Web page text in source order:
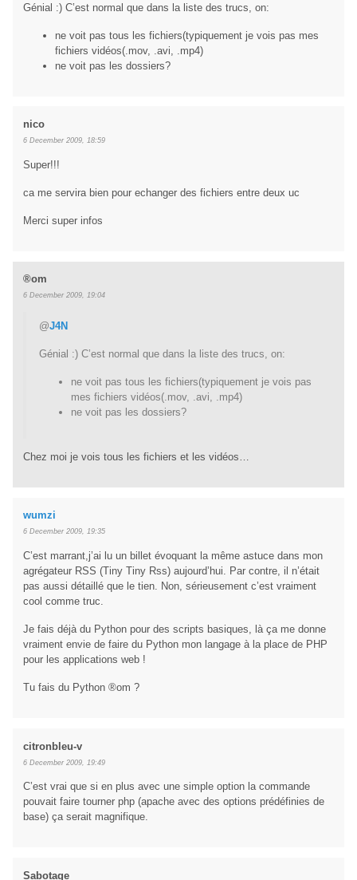
Génial :) C’est normal que dans la liste des trucs, on:
ne voit pas tous les fichiers(typiquement je vois pas mes
fichiers vidéos(.mov, .avi, .mp4)
ne voit pas les dossiers?
nico
6 December 2009, 18:59
Super!!!
ca me servira bien pour echanger des fichiers entre deux uc
Merci super infos
®om
6 December 2009, 19:04
@J4N
Génial :) C’est normal que dans la liste des trucs, on:
ne voit pas tous les fichiers(typiquement je vois pas
mes fichiers vidéos(.mov, .avi, .mp4)
ne voit pas les dossiers?
Chez moi je vois tous les fichiers et les vidéos…
wumzi
6 December 2009, 19:35
C’est marrant,j’ai lu un billet évoquant la même astuce dans mon
agrégateur RSS (Tiny Tiny Rss) aujourd’hui. Par contre, il n’était
pas aussi détaillé que le tien. Non, sérieusement c’est vraiment
cool comme truc.
Je fais déjà du Python pour des scripts basiques, là ça me donne
vraiment envie de faire du Python mon langage à la place de PHP
pour les applications web !
Tu fais du Python ®om ?
citronbleu-v
6 December 2009, 19:49
C’est vrai que si en plus avec une simple option la commande
pouvait faire tourner php (apache avec des options prédéfinies de
base) ça serait magnifique.
Sabotage